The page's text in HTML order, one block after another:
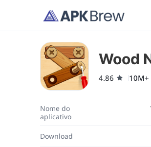
Wood
4.86 10M+
Nome do
aplicativo
Download